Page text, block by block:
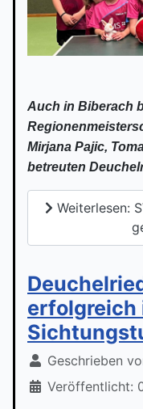
Auch in Biberach
Mirjana Pajic,
betreuten
Weiterlesen:
erfolgreich
Geschrieben
Veröffentlicht: